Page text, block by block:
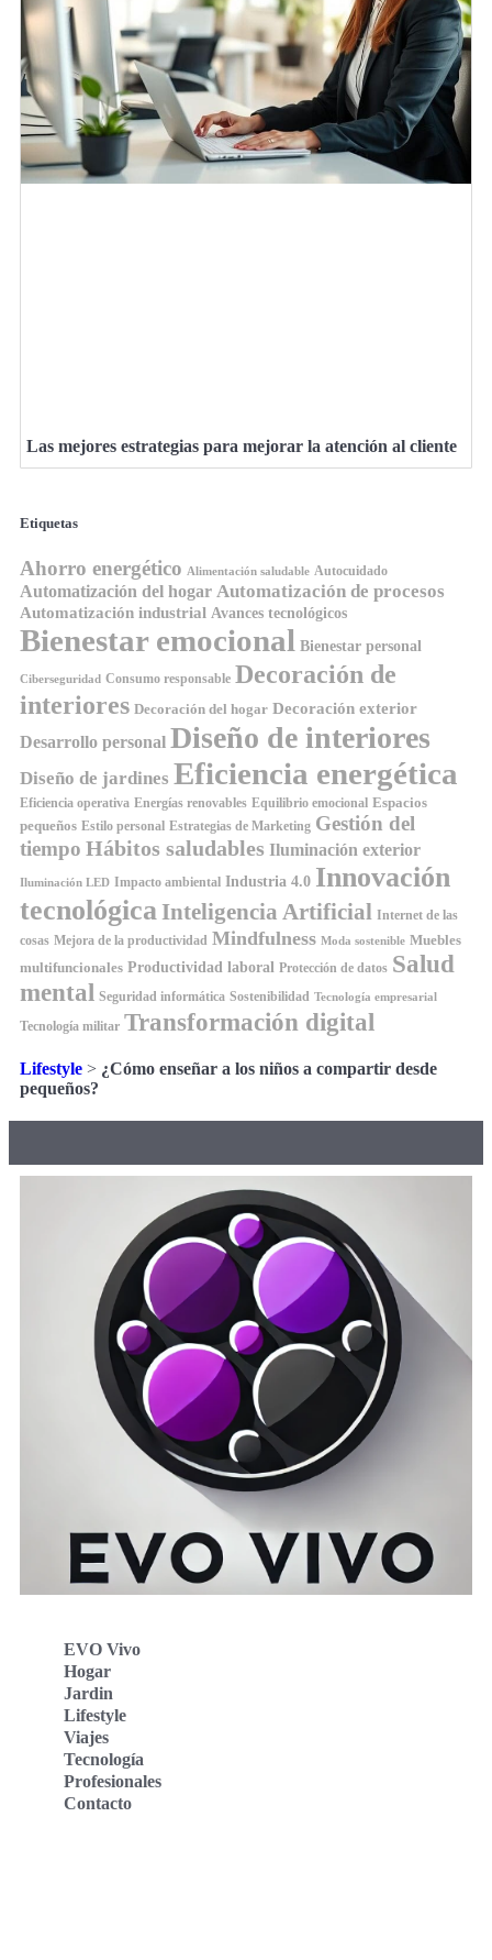
Las mejores estrategias para mejorar la atención al cliente
Etiquetas
Ahorro energético Alimentación saludable Autocuidado
Automatización del hogar Automatización de procesos
Automatización industrial Avances tecnológicos
Bienestar emocional Bienestar personal
Ciberseguridad Consumo responsable Decoración de
interiores Decoración del hogar Decoración exterior
Desarrollo personal Diseño de interiores
Diseño de jardines Eficiencia energética
Eficiencia operativa Energías renovables Equilibrio emocional Espacios
pequeños Estilo personal Estrategias de Marketing Gestión del
tiempo Hábitos saludables Iluminación exterior
Iluminación LED Impacto ambiental Industria 4.0 Innovación
tecnológica Inteligencia Artificial Internet de las
cosas Mejora de la productividad Mindfulness Moda sostenible Muebles
multifuncionales Productividad laboral Protección de datos Salud
mental Seguridad informática Sostenibilidad Tecnología empresarial
Tecnología militar Transformación digital
Lifestyle > ¿Cómo enseñar a los niños a compartir desde
pequeños?
EVO Vivo
Hogar
Jardin
Lifestyle
Viajes
Tecnología
Profesionales
Contacto